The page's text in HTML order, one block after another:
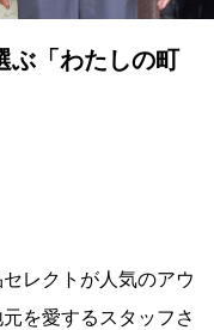
ぶ「わたしの町
レクトが人気のアウ
を愛するスタッフさ